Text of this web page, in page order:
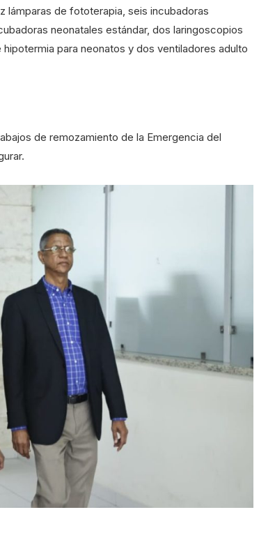
lámparas de fototerapia, seis incubadoras
neonatales estándar, dos laringoscopios
para neonatos y dos ventiladores adulto
de remozamiento de la Emergencia del